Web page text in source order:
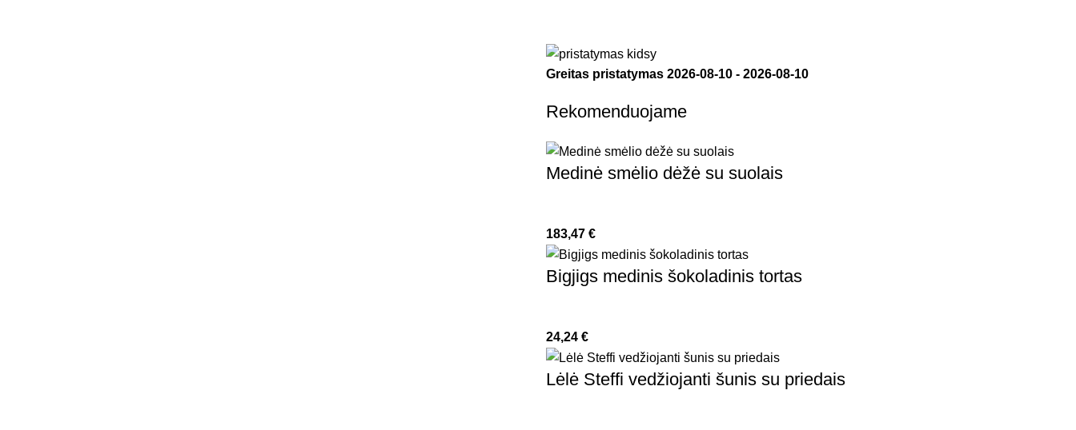
Greitas pristatymas 2026-08-10 - 2026-08-10
Rekomenduojame
Medinė smėlio dėžė su suolais
183,47 €
Bigjigs medinis šokoladinis tortas
24,24 €
Lėlė Steffi vedžiojanti šunis su priedais